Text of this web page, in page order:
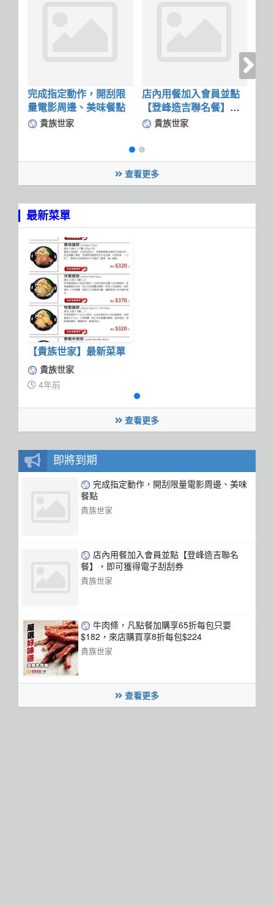
完成指定動作，開刮限
量電影周邊、美味餐點
貴族世家
店內用餐加入會員並點
【登峰造吉聯名餐】，
即可獲得電子刮刮券
貴族世家
查看更多
最新菜單
【貴族世家】最新菜單
貴族世家
4年前
查看更多
即將到期
完成指定動作，開刮限量電影周邊、美味
餐點
貴族世家
店內用餐加入會員並點【登峰造吉聯名
餐】，即可獲得電子刮刮券
貴族世家
牛肉條，凡點餐加購享65折每包只要
$182，來店購買享8折每包$224
貴族世家
查看更多